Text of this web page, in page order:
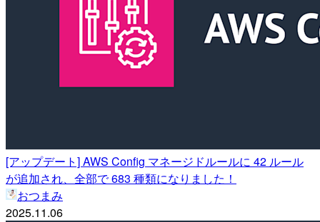
[アップデート] AWS Config マネージドルールに 42 ルール
が追加され、全部で 683 種類になりました！
おつまみ
2025.11.06